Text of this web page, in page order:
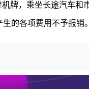
牌，乘坐长途汽车
的各项费用不予报销。